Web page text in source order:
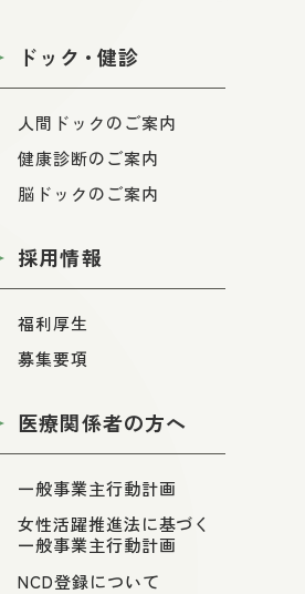
ドック ・ 健診
人間ドックのご案内
健康診断のご案内
脳ドックのご案内
採用情報
福利厚生
募集要項
医療関係者の方へ
一般事業主行動計画
女性活躍推進法に基づく
一般事業主行動計画
NCD登録について